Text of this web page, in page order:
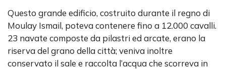
Questo grande edificio, costruito durante il regno di
Moulay Ismail, poteva contenere fino a 12.000 cavalli.
23 navate composte da pilastri ed arcate, erano la
riserva del grano della città; veniva inoltre
conservato il sale e raccolta l’acqua che scorreva in